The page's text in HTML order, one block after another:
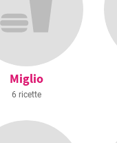
Miglio
6 ricette